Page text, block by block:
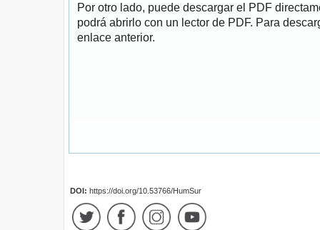
Por otro lado, puede descargar el PDF
podrá abrirlo con un lector de PDF. Para
enlace anterior.
DOI: https://doi.org/10.53766/HumSur